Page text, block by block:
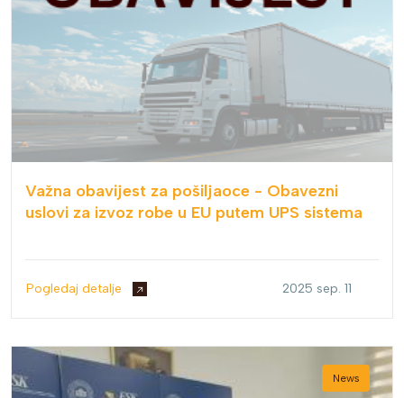
Važna obavijest za pošiljaoce - Obavezni
uslovi za izvoz robe u EU putem UPS sistema
Pogledaj detalje 2025 sep. 11
News